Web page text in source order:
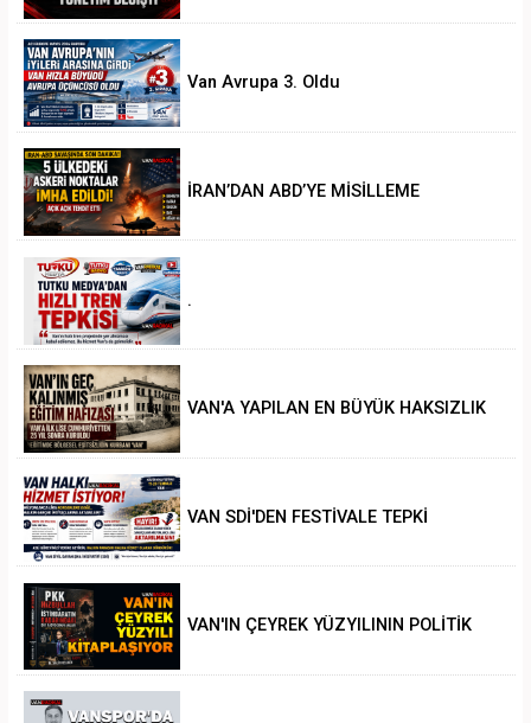
Van Avrupa 3. Oldu
İRAN’DAN ABD’YE MİSİLLEME
.
VAN'A YAPILAN EN BÜYÜK HAKSIZLIK
VAN SDİ'DEN FESTİVALE TEPKİ
VAN'IN ÇEYREK YÜZYILININ POLİTİK